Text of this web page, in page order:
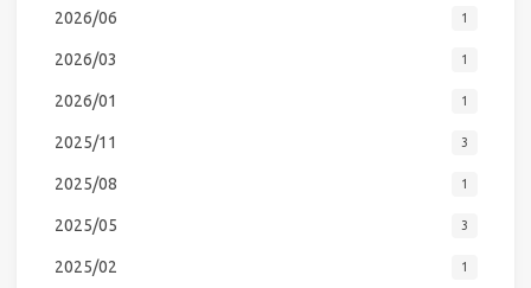
2026/06 1
2026/03 1
2026/01 1
2025/11 3
2025/08 1
2025/05 3
2025/02 1